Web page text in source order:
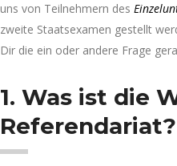
uns von Teilnehmern des
zweite Staatsexamen gestellt
Dir die ein oder andere Frage
1. Was ist die
Referendariat?